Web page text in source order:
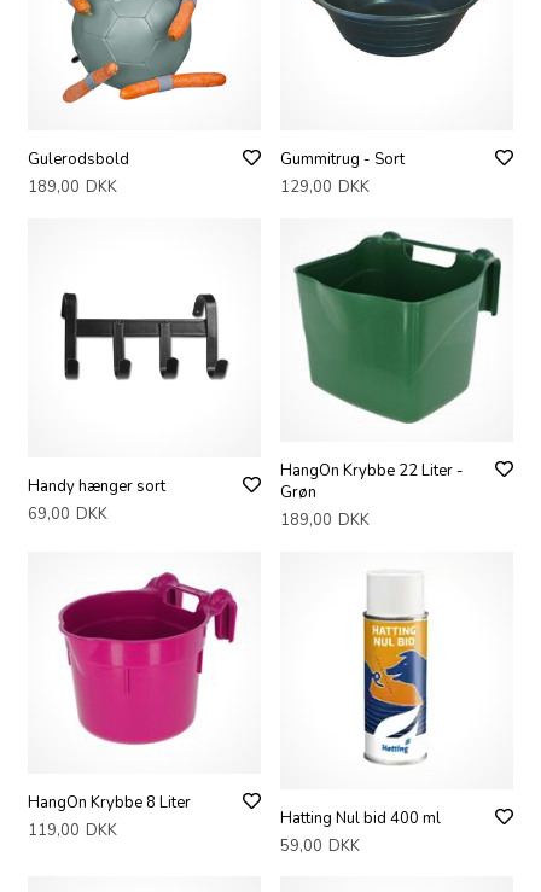
Gulerodsbold
189,00 DKK
Gummitrug - Sort
129,00 DKK
Handy hænger sort
69,00 DKK
HangOn Krybbe 22 Liter -
Grøn
189,00 DKK
HangOn Krybbe 8 Liter
119,00 DKK
Hatting Nul bid 400 ml
59,00 DKK